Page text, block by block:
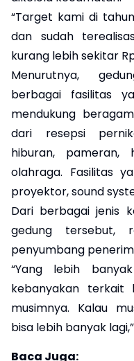
“Target kami di
dan sudah
kurang lebih sekitar
Menurutnya,
berbagai fasilitas
mendukung
dari resepsi
hiburan, pameran,
olahraga. Fasilitas
proyektor, sound
Dari berbagai jenis
gedung tersebut,
penyumbang
“Yang lebih
kebanyakan terkait
musimnya. Kalau
bisa lebih banyak
Baca Juga: